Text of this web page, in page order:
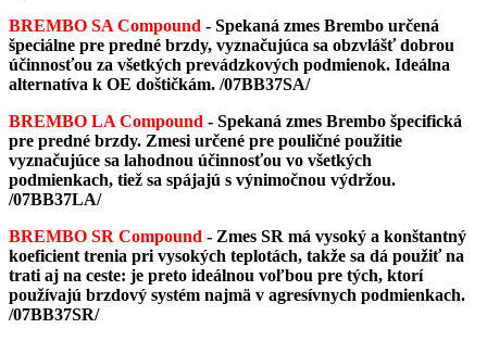
BREMBO SA Compound - Spekaná zmes Brembo určená
špeciálne pre predné brzdy, vyznačujúca sa obzvlášť dobrou
účinnosťou za všetkých prevádzkových podmienok. Ideálna
alternatíva k OE doštičkám. /07BB37SA/
BREMBO LA Compound - Spekaná zmes Brembo špecifická
pre predné brzdy. Zmesi určené pre pouličné použitie
vyznačujúce sa lahodnou účinnosťou vo všetkých
podmienkach, tiež sa spájajú s výnimočnou výdržou.
/07BB37LA/
BREMBO SR Compound - Zmes SR má vysoký a konštantný
koeficient trenia pri vysokých teplotách, takže sa dá použiť na
trati aj na ceste: je preto ideálnou voľbou pre tých, ktorí
používajú brzdový systém najmä v agresívnych podmienkach.
/07BB37SR/